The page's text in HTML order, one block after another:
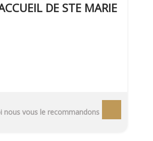
DE STE MARIE
nous vous le recommandons